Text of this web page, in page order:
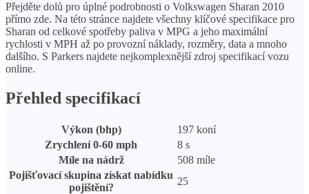
Přejděte dolů pro úplné podrobnosti o Volkswagen Sharan 2010
přímo zde. Na této stránce najdete všechny klíčové specifikace pro
Sharan od celkové spotřeby paliva v MPG a jeho maximální
rychlosti v MPH až po provozní náklady, rozměry, data a mnoho
dalšího. S Parkers najdete nejkomplexnější zdroj specifikací vozu
online.
Přehled specifikací
Výkon (bhp)
197 koní
Zrychlení 0-60 mph
8 s
Míle na nádrž
508 míle
Pojišťovací skupina získat nabídku
pojištění?
25